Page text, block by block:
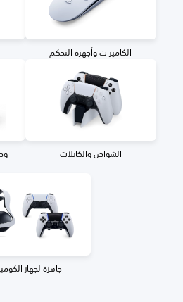
الكاميرات وأجهزة التحكم
الشواحن والكابلات
جاهزة لجهاز